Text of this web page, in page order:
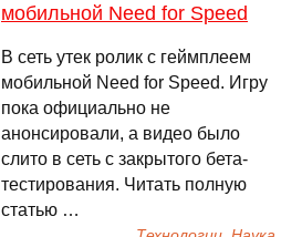
мобильной Need for Speed
В сеть утек ролик с геймплеем
мобильной Need for Speed. Игру
пока официально не
анонсировали, а видео было
слито в сеть с закрытого бета-
тестирования. Читать полную
статью …